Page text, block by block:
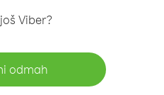
Viber?
odmah